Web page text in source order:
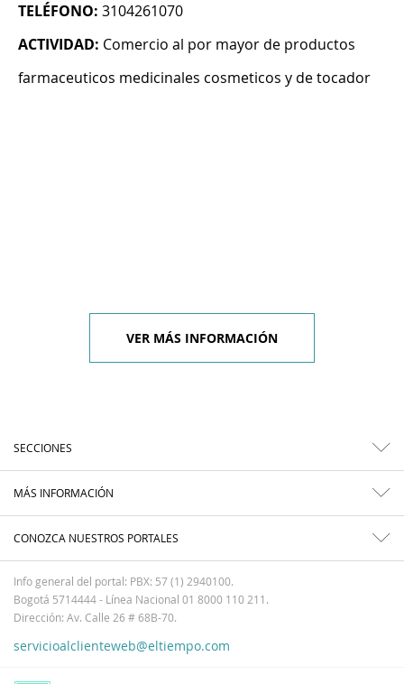
TELÉFONO: 3104261070
ACTIVIDAD: Comercio al por mayor de productos
farmaceuticos medicinales cosmeticos y de tocador
VER MÁS INFORMACIÓN
SECCIONES
MÁS INFORMACIÓN
CONOZCA NUESTROS PORTALES
Info general del portal: PBX: 57 (1) 2940100.
Bogotá 5714444 - Línea Nacional 01 8000 110 211.
Dirección: Av. Calle 26 # 68B-70.
servicioalclienteweb@eltiempo.com